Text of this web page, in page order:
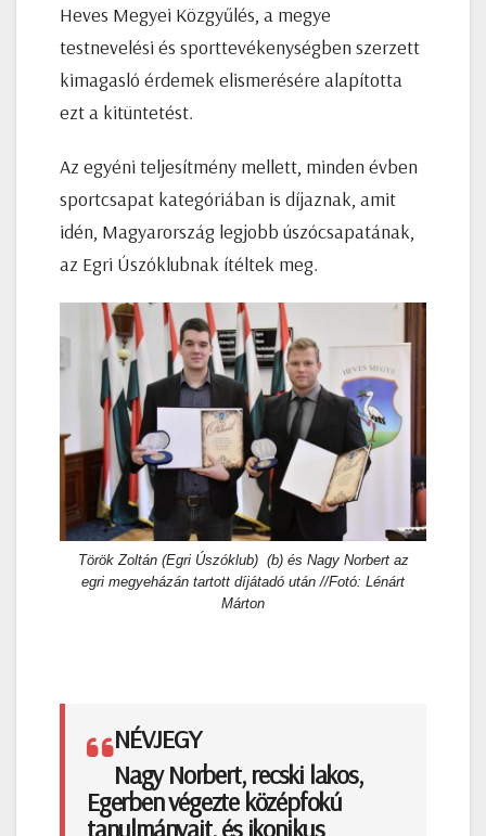
Heves Megyei Közgyűlés, a megye
testnevelési és sporttevékenységben szerzett
kimagasló érdemek elismerésére alapította
ezt a kitüntetést.
Az egyéni teljesítmény mellett, minden évben
sportcsapat kategóriában is díjaznak, amit
idén, Magyarország legjobb úszócsapatának,
az Egri Úszóklubnak ítéltek meg.
Török Zoltán (Egri Úszóklub) (b) és Nagy Norbert az
egri megyeházán tartott díjátadó után //Fotó: Lénárt
Márton
NÉVJEGY
Nagy Norbert, recski lakos,
Egerben végezte középfokú
tanulmányait, és ikonikus